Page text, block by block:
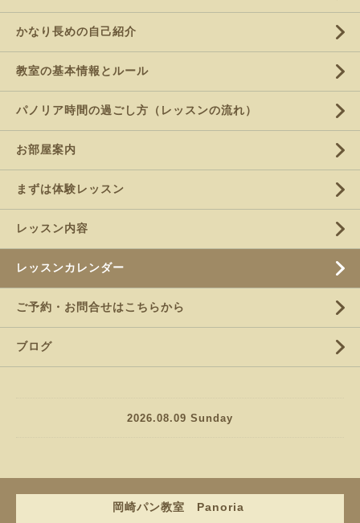
かなり長めの自己紹介
教室の基本情報とルール
パノリア時間の過ごし方（レッスンの流れ）
お部屋案内
まずは体験レッスン
レッスン内容
レッスンカレンダー
ご予約・お問合せはこちらから
ブログ
2026.08.09 Sunday
岡崎パン教室 Panoria